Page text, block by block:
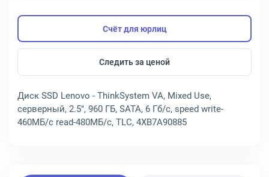
Счёт для юрлиц
Следить за ценой
Диск SSD Lenovo - ThinkSystem VA, Mixed Use,
серверный, 2.5", 960 ГБ, SATA, 6 Гб/с, speed write-
460МБ/с read-480МБ/с, TLC, 4XB7A90885